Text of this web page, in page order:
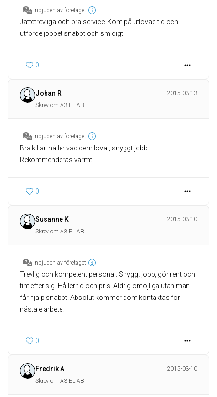
Inbjuden av företaget
Jättetrevliga och bra service. Kom på utlovad tid och
utförde jobbet snabbt och smidigt.
0
Johan R
2015-03-13
Skrev om A3 EL AB
Inbjuden av företaget
Bra killar, håller vad dem lovar, snyggt jobb.
Rekommenderas varmt.
0
Susanne K
2015-03-10
Skrev om A3 EL AB
Inbjuden av företaget
Trevlig och kompetent personal. Snyggt jobb, gör rent och
fint efter sig. Håller tid och pris. Aldrig omöjliga utan man
får hjälp snabbt. Absolut kommer dom kontaktas för
nästa elarbete.
0
Fredrik A
2015-03-10
Skrev om A3 EL AB